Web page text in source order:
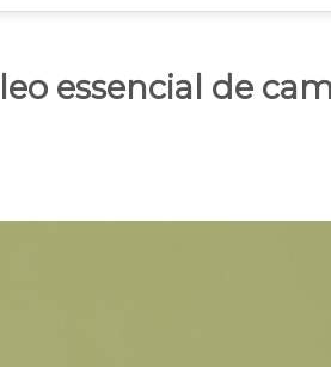
essencial de